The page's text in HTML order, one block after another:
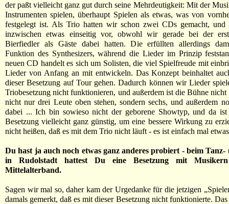
der paßt vielleicht ganz gut durch seine Mehrdeutigkeit: Mit der
Instrumenten spielen, überhaupt Spielen als etwas, was von
festgelegt ist. Als Trio hatten wir schon zwei CDs gemacht, und
inzwischen etwas einseitig vor, obwohl wir gerade bei der
Bierfiedler als Gäste dabei hatten. Die erfüllten allerdings
Funktion des Synthesizers, während die Lieder im Prinzip
neuen CD handelt es sich um Solisten, die viel Spielfreude mit
Lieder von Anfang an mit entwickeln. Das Konzept beinhaltet
dieser Besetzung auf Tour gehen. Dadurch können wir Lieder
Triobesetzung nicht funktionieren, und außerdem ist die Bühne nicht
nicht nur drei Leute oben stehen, sondern sechs, und außerdem
dabei ... Ich bin sowieso nicht der geborene Showtyp, und da ist
Besetzung vielleicht ganz günstig, um eine bessere Wirkung zu
nicht heißen, daß es mit dem Trio nicht läuft - es ist einfach mal
Du hast ja auch noch etwas ganz anderes probiert - beim Tanz-
in Rudolstadt hattest Du eine Besetzung mit
Mittelalterband.
Sagen wir mal so, daher kam der Urgedanke für die jetzigen
damals gemerkt, daß es mit dieser Besetzung nicht funktionierte.